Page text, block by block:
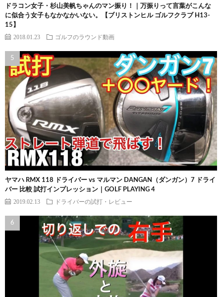
ドラコン女子・杉山美帆ちゃんのマン振り！｜万振りって言葉がこんな
に似合う女子もなかなかいない。【ブリストンヒル ゴルフクラブ H13-
15】
2018.01.23 ゴルフのラウンド動画
ヤマハ RMX 118 ドライバー vs マルマン DANGAN（ダンガン）7 ドライ
バー 比較 試打インプレッション｜GOLF PLAYING 4
2019.02.13 ドライバーの試打・レビュー